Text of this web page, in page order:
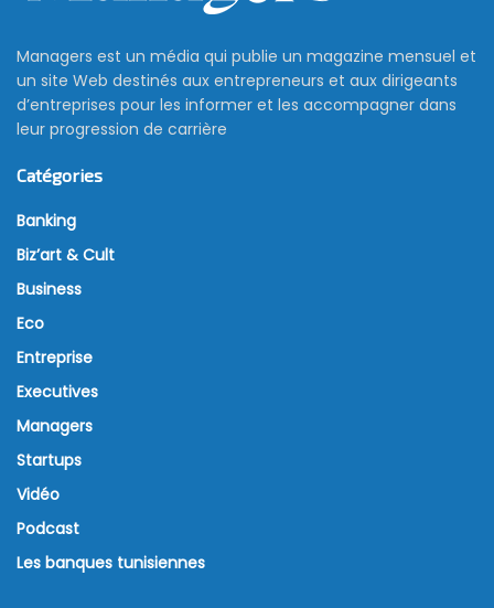
Managers est un média qui publie un magazine mensuel et
un site Web destinés aux entrepreneurs et aux dirigeants
d’entreprises pour les informer et les accompagner dans
leur progression de carrière
Catégories
Banking
Biz’art & Cult
Business
Eco
Entreprise
Executives
Managers
Startups
Vidéo
Podcast
Les banques tunisiennes